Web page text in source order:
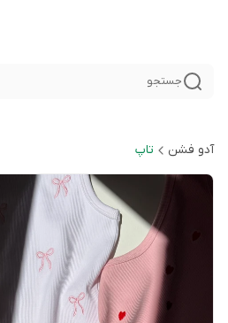
جستجو
آدو فشن تاپ